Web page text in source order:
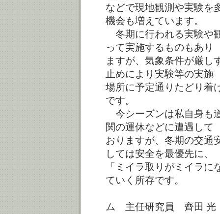
などで現地観測や実験を
機会も増えています。
冬期に行われる実験や
って実施するものもあり
ますが、気象条件が厳し
止めにより実験等の実施
場所に予定通りたどり着
です。
今シーズンは私自身も
関の運休などに遭遇して
おりますが、冬期の交通
しては安全を最優先に、
「ミイラ取りがミイラ
ていく所存です。
ム 主任研究員 齊田 光